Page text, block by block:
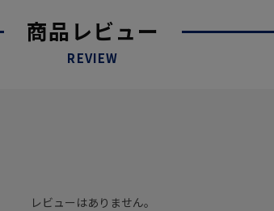
商品レビュー
REVIEW
レビューはありません。